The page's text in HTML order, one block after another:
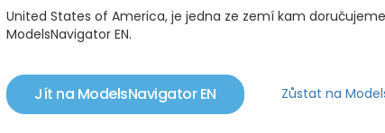
United States of America, je jedna ze zemí kam
ModelsNavigator EN.
Jít na ModelsNavigator EN Zůstat na